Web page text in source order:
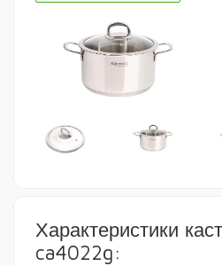
Характеристики
ca4022g: